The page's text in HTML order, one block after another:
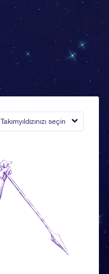
Takımyıldızınızı seçin